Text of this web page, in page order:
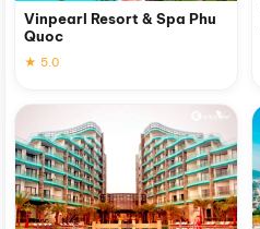
Vinpearl Resort & Spa Phu
Quoc
★ 5.0